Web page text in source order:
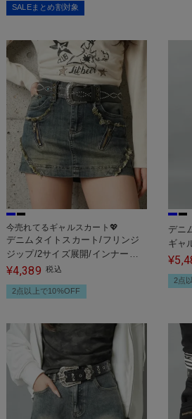
SALEまとめ割対象
今売れてるギャルスカート💖
デニムタイトスカート/フリンジ
ジップ/2サイズ展開/インナーパ
ンツ付き/#平成ギャル
¥4,389 税込
2点以上で10%OFF
デニ
ギャ
¥
2点